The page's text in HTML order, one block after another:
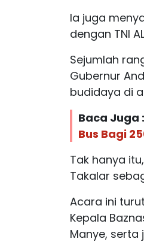
Ia juga
dengan TNI
Sejumlah
Gubernur
budidaya di
Baca Juga :
Bus Bagi
Tak hanya
Takalar
Acara ini
Kepala
Manye, serta